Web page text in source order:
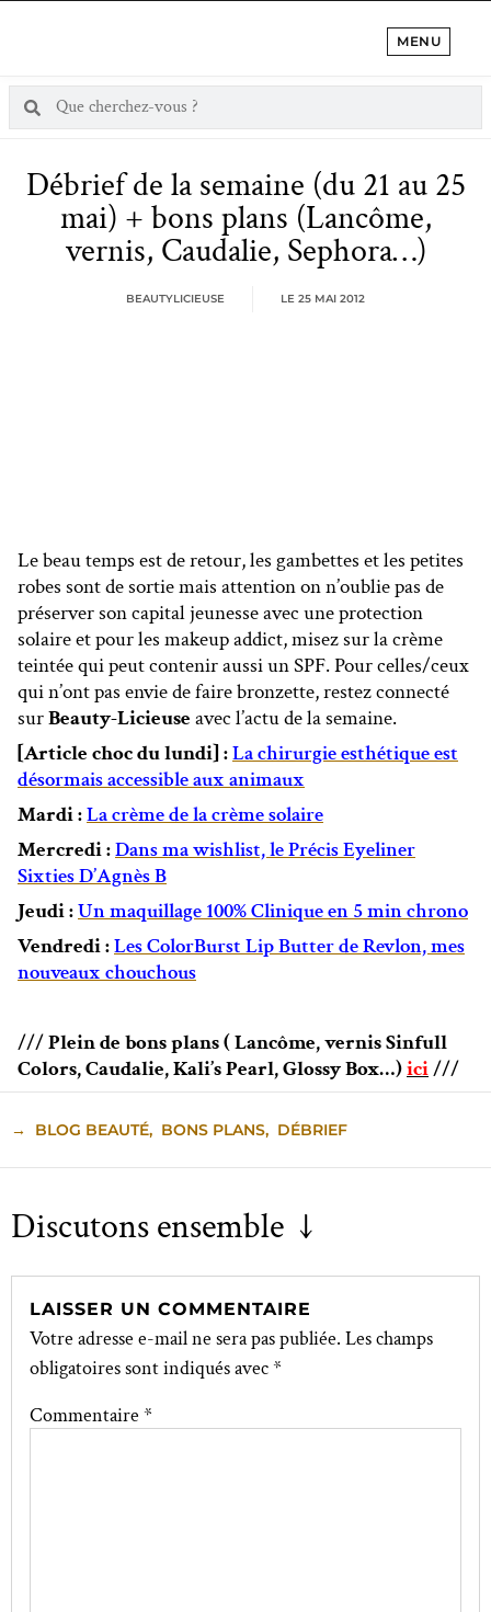
MENU
Débrief de la semaine (du 21 au 25
mai) + bons plans (Lancôme,
vernis, Caudalie, Sephora…)
BEAUTYLICIEUSE LE 25 MAI 2012
Le beau temps est de retour, les gambettes et les petites
robes sont de sortie mais attention on n’oublie pas de
préserver son capital jeunesse avec une protection
solaire et pour les makeup addict, misez sur la crème
teintée qui peut contenir aussi un SPF. Pour celles/ceux
qui n’ont pas envie de faire bronzette, restez connecté
surBeauty-Licieuse avec l’actu de la semaine.
[Article choc du lundi] :La chirurgie esthétique est
désormais accessible aux animaux
Mardi :La crème de la crème solaire
Mercredi :Dans ma wishlist, le Précis Eyeliner
Sixties D’Agnès B
Jeudi :Un maquillage 100% Clinique en 5 min chrono
Vendredi :Les ColorBurst Lip Butter de Revlon, mes
nouveaux chouchous
/// Plein de bons plans ( Lancôme, vernis Sinfull
Colors, Caudalie, Kali’s Pearl, Glossy Box…)ici///
→ BLOG BEAUTÉ, BONS PLANS, DÉBRIEF
Discutons ensemble ↓
LAISSER UN COMMENTAIRE
Votre adresse e-mail ne sera pas publiée. Les champs
obligatoires sont indiqués avec*
Commentaire *